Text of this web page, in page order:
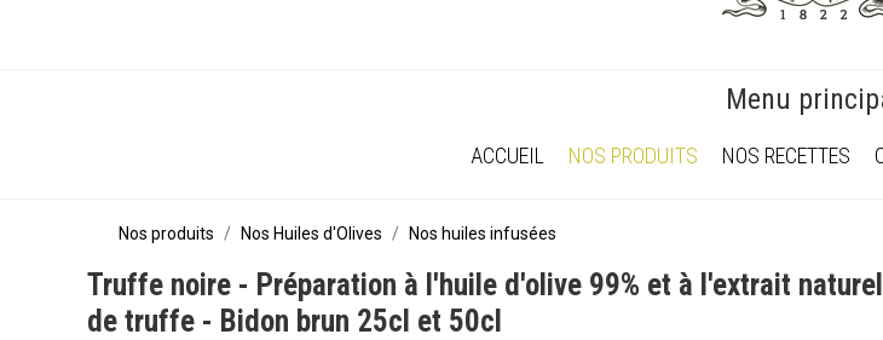
Menu
ACCUEIL NOS PRODUITS NOS RECETTES
Nos produits Nos Huiles d'Olives Nos huiles infusées
Truffe noire - Préparation à l'huile d'olive 99% et à l'extrait
de truffe - Bidon brun 25cl et 50cl